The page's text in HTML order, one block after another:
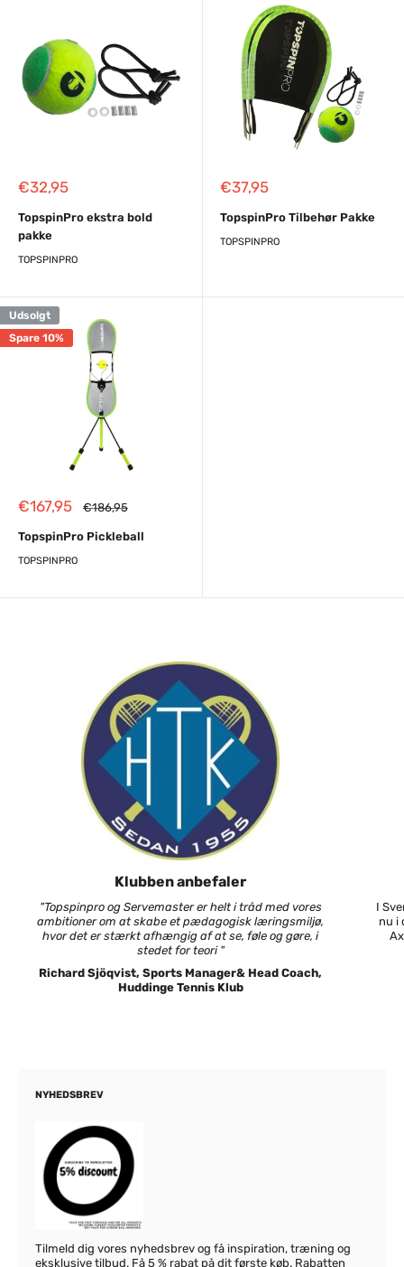
Reapris
€32,95
TopspinPro ekstra bold
pakke
TOPSPINPRO
Reapris
€37,95
TopspinPro Tilbehør Pakke
TOPSPINPRO
Udsolgt
Spare 10%
Reapris
€167,95
Almindelig
€186,95
TopspinPro Pickleball
TOPSPINPRO
Klubben anbefaler
"Topspinpro og Servemaster er helt i tråd med vores
ambitioner om at skabe et pædagogisk læringsmiljø,
hvor det er stærkt afhængig af at se, føle og gøre, i
stedet for teori "
Richard Sjöqvist, Sports Manager& Head Coach,
Huddinge Tennis Klub
I
nu i
NYHEDSBREV
Tilmeld dig vores nyhedsbrev og få inspiration, træning og
eksklusive tilbud. Få 5 % rabat på dit første køb. Rabatten